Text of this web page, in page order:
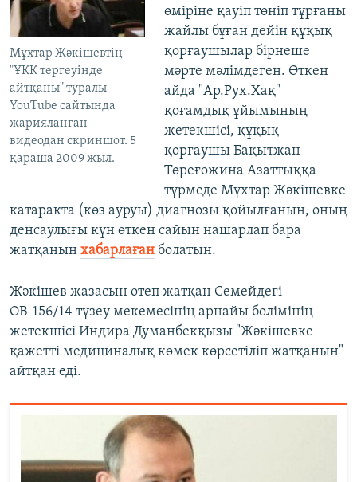
Мұхтар Жәкішевтің
"ҰҚК тергеуінде
айтқаны" туралы
YouTube сайтында
жарияланған
видеодан скриншот. 5
қараша 2009 жыл.
өміріне қауіп төніп тұрғаны
жайлы бұған дейін құқық
қорғаушылар бірнеше
мәрте мәлімдеген. Өткен
айда "Ар.Рух.Хақ"
қоғамдық ұйымының
жетекшісі, құқық
қорғаушы Бақытжан
Төреғожина Азаттыққа
түрмеде Мұхтар Жәкішевке
катаракта (көз ауруы) диагнозы қойылғанын, оның
денсаулығы күн өткен сайын нашарлап бара
жатқанын хабарлаған болатын.
Жәкішев жазасын өтеп жатқан Семейдегі
ОВ-156/14 түзеу мекемесінің арнайы бөлімінің
жетекшісі Индира Думанбекқызы "Жәкішевке
қажетті медициналық көмек көрсетіліп жатқанын"
айтқан еді.